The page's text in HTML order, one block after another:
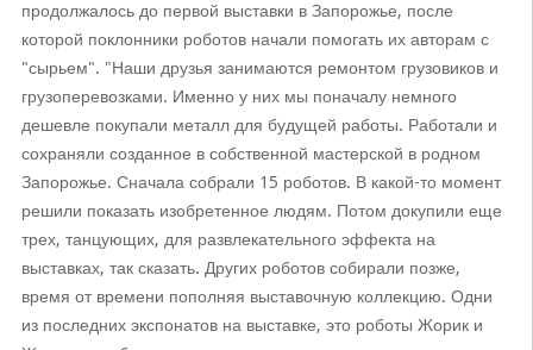
продолжалось до первой выставки в Запорожье, после
которой поклонники роботов начали помогать их авторам с
"сырьем". "Наши друзья занимаются ремонтом грузовиков и
грузоперевозками. Именно у них мы поначалу немного
дешевле покупали металл для будущей работы. Работали и
сохраняли созданное в собственной мастерской в родном
Запорожье. Сначала собрали 15 роботов. В какой-то момент
решили показать изобретенное людям. Потом докупили еще
трех, танцующих, для развлекательного эффекта на
выставках, так сказать. Других роботов собирали позже,
время от времени пополняя выставочную коллекцию. Одни
из последних экспонатов на выставке, это роботы Жорик и